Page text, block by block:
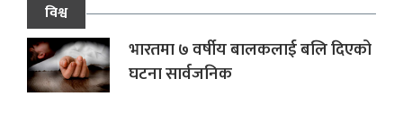
विश्व
भारतमा ७ वर्षीय बालकलाई बलि दिएको
घटना सार्वजनिक